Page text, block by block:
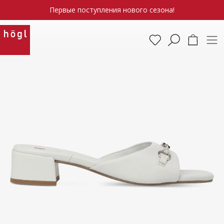
Первые поступления нового сезона!